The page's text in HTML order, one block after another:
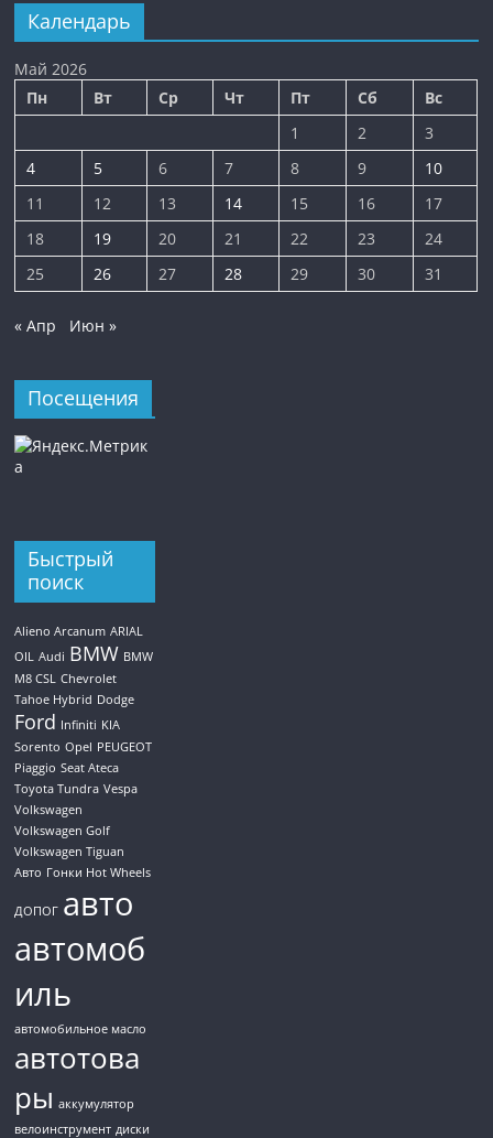
Календарь
Май 2026
Пн
Вт Ср Чт Пт Сб
Вс
1
2
3
4
5 6 7 8 9
10
11
12 13 14 15 16
17
18
19 20 21 22 23
24
25
26 27 28 29 30 31
« Апр Июн »
Посещения
Быстрый
поиск
Alieno Arcanum ARIAL
OIL Audi BMW BMW
M8 CSL Chevrolet
Tahoe Hybrid Dodge
Ford Infiniti KIA
Sorento Opel PEUGEOT
Piaggio Seat Ateca
Toyota Tundra Vespa
Volkswagen
Volkswagen Golf
Volkswagen Tiguan
Авто Гонки Hot Wheels
ДОПОГ авто
автомоб
иль
автомобильное масло
автотова
ры аккумулятор
велоинструмент диски